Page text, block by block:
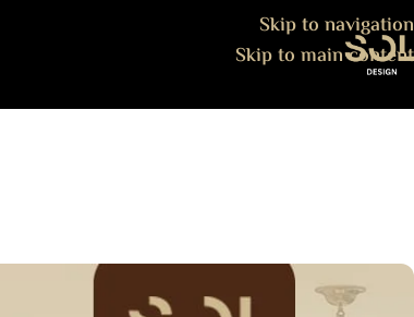
Skip to navigation
Skip to main content